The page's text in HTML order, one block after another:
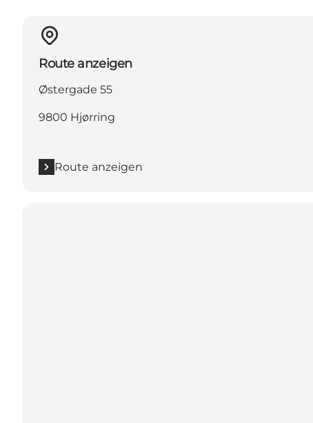
Route anzeigen
Østergade 55
9800 Hjørring
Route anzeigen